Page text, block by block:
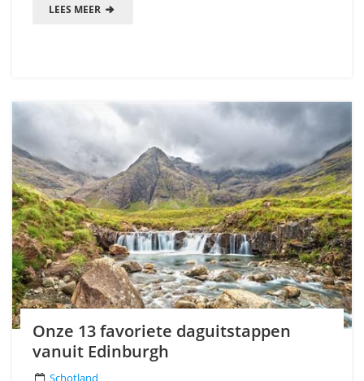
LEES MEER
Onze 13 favoriete daguitstappen
vanuit Edinburgh
Schotland